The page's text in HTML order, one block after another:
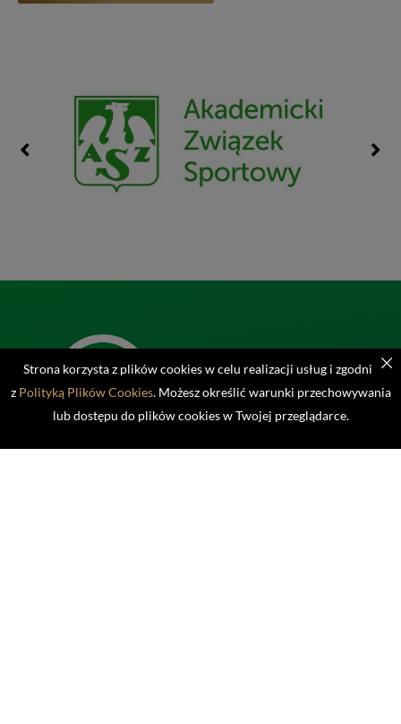
Strona korzysta z plików cookies w celu realizacji usług i zgodnie
z Polityką Plików Cookies. Możesz określić warunki przechowywania
lub dostępu do plików cookies w Twojej przeglądarce.